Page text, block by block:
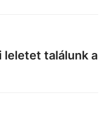
leletet találunk a